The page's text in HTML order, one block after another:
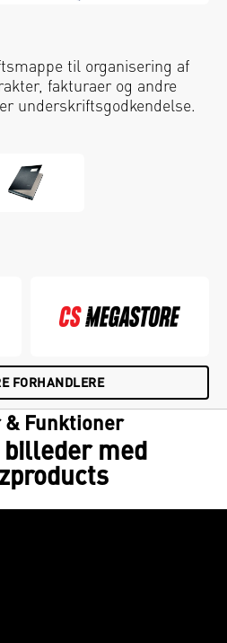
til organisering af
fakturaer og andre
underskriftsgodkendelse.
FORHANDLERE
& Funktioner
billeder med